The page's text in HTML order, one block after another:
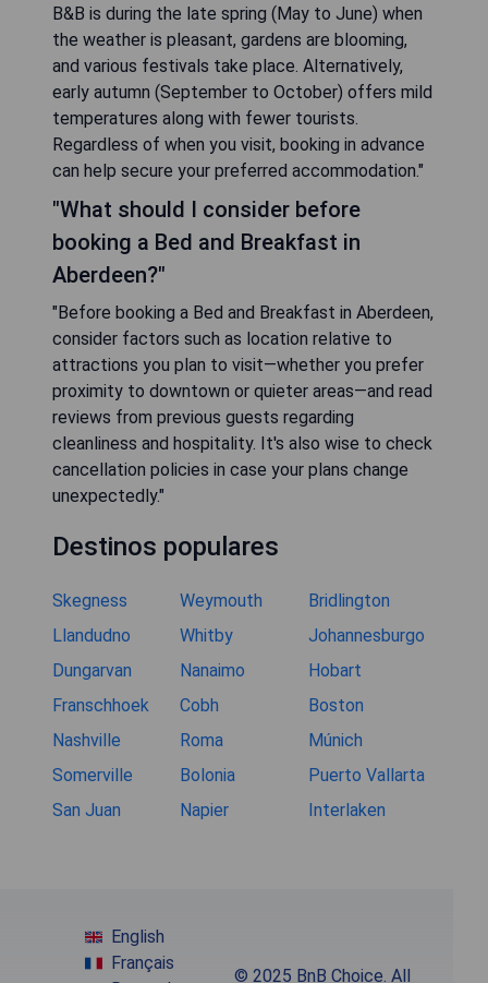
B&B is during the late spring (May to June) when
the weather is pleasant, gardens are blooming,
and various festivals take place. Alternatively,
early autumn (September to October) offers mild
temperatures along with fewer tourists.
Regardless of when you visit, booking in advance
can help secure your preferred accommodation."
"What should I consider before
booking a Bed and Breakfast in
Aberdeen?"
"Before booking a Bed and Breakfast in Aberdeen,
consider factors such as location relative to
attractions you plan to visit—whether you prefer
proximity to downtown or quieter areas—and read
reviews from previous guests regarding
cleanliness and hospitality. It's also wise to check
cancellation policies in case your plans change
unexpectedly."
Destinos populares
Skegness Weymouth
Bridlington
Llandudno
Whitby
Johannesburgo
Dungarvan
Nanaimo
Hobart
Franschhoek
Cobh
Boston
Nashville
Roma
Múnich
Somerville
Bolonia
Puerto Vallarta
San Juan
Napier Interlaken
English
Français
© 2025 BnB Choice. All